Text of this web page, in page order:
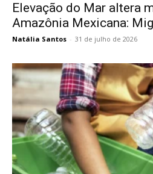
Elevação do Mar altera
Amazônia Mexicana:
Natália Santos - 31 de julho de 2026